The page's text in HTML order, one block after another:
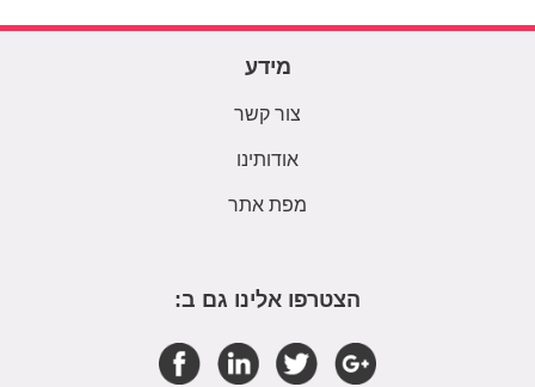
מידע
צור קשר
אודותינו
מפת אתר
הצטרפו אלינו גם ב: